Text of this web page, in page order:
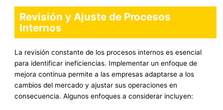
Revisión y Ajuste de Procesos
Internos
La revisión constante de los procesos internos es esencial
para identificar ineficiencias. Implementar un enfoque de
mejora continua permite a las empresas adaptarse a los
cambios del mercado y ajustar sus operaciones en
consecuencia. Algunos enfoques a considerar incluyen: